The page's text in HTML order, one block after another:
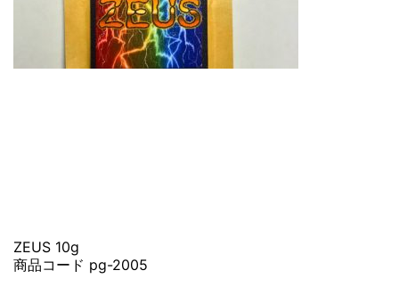
ZEUS 10g
商品コード pg-2005